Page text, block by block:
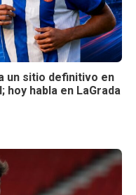
un sitio definitivo en
hoy habla en LaGrada